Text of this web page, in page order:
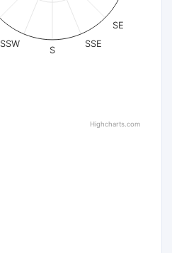
SE
SSE
S
SSW
Highcharts.com